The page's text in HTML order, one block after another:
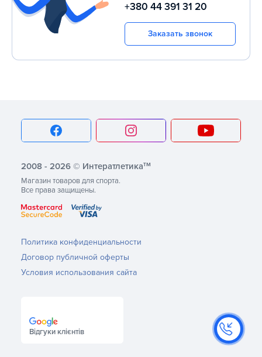
+380 44 391 31 20
Заказать звонок
2008 - 2026 © Интератлетикатм
Магазин товаров для спорта.
Все права защищены.
Политика конфиденциальности
Договор публичной оферты
Условия использования сайта
Відгуки клієнтів